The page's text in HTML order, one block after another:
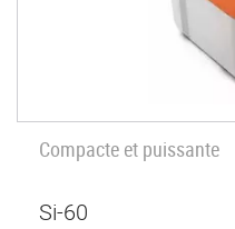
Compacte et puissante
Si-60